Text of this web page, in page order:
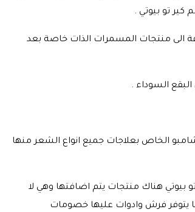
تو بيوتي .
منتجات المسمرات الذات خاصة بعد
السوداء .
الخاص بعلاجات جميع انواع الشعر منها
هناك منتجات يتم اضافتها وهي لا
فرش وادوات عليها خصومات